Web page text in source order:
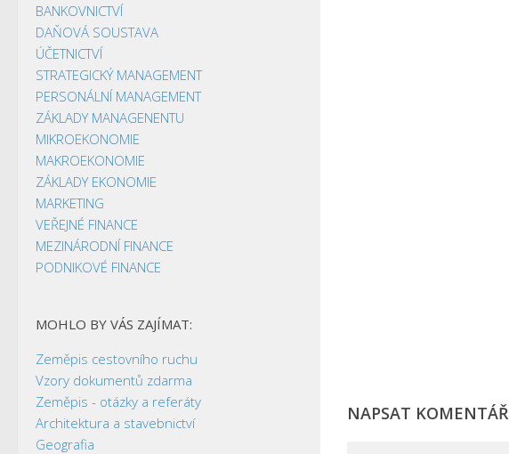
NAPSAT KOMENTÁŘ
BANKOVNICTVÍ
DAŇOVÁ SOUSTAVA
ÚČETNICTVÍ
STRATEGICKÝ MANAGEMENT
PERSONÁLNÍ MANAGEMENT
ZÁKLADY MANAGENENTU
MIKROEKONOMIE
MAKROEKONOMIE
ZÁKLADY EKONOMIE
MARKETING
VEŘEJNÉ FINANCE
MEZINÁRODNÍ FINANCE
PODNIKOVÉ FINANCE
MOHLO BY VÁS ZAJÍMAT:
Zeměpis cestovního ruchu
Vzory dokumentů zdarma
Zeměpis - otázky a referáty
Architektura a stavebnictví
Geografia